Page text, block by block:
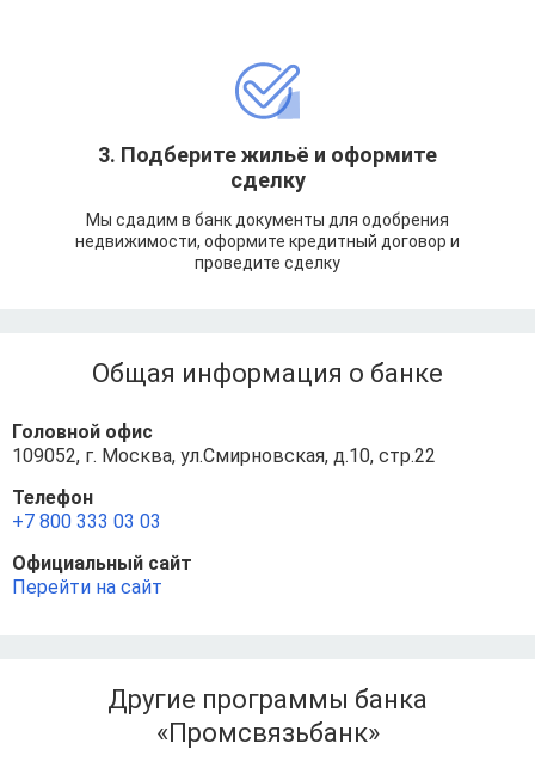
3. Подберите жильё и оформите
сделку
Мы сдадим в банк документы для одобрения
недвижимости, оформите кредитный договор и
проведите сделку
Общая информация о банке
Головной офис
109052, г. Москва, ул.Смирновская, д.10, стр.22
Телефон
+7 800 333 03 03
Официальный сайт
Перейти на сайт
Другие программы банка
«Промсвязьбанк»